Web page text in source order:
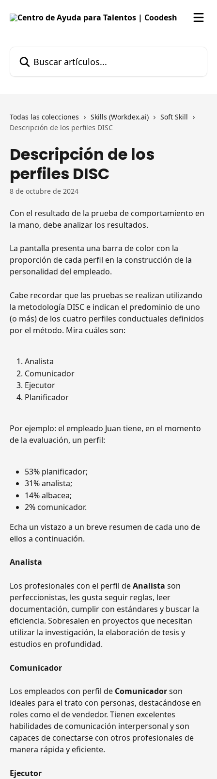
Todas las colecciones Skills (Workdex.ai)
Soft Skill
Descripción de los perfiles DISC
Descripción de los
perfiles DISC
8 de octubre de 2024
Con el resultado de la prueba de comportamiento en
la mano, debe analizar los resultados.
La pantalla presenta una barra de color con la
proporción de cada perfil en la construcción de la
personalidad del empleado.
Cabe recordar que las pruebas se realizan utilizando
la metodología DISC e indican el predominio de uno
(o más) de los cuatro perfiles conductuales definidos
por el método. Mira cuáles son:
Analista
Comunicador
Ejecutor
Planificador
Por ejemplo: el empleado Juan tiene, en el momento
de la evaluación, un perfil:
53% planificador;
31% analista;
14% albacea;
2% comunicador.
Echa un vistazo a un breve resumen de cada uno de
ellos a continuación.
Analista
Los profesionales con el perfil de Analista son
perfeccionistas, les gusta seguir reglas, leer
documentación, cumplir con estándares y buscar la
eficiencia. Sobresalen en proyectos que necesitan
utilizar la investigación, la elaboración de tesis y
estudios en profundidad.
Comunicador
Los empleados con perfil de Comunicador son
ideales para el trato con personas, destacándose en
roles como el de vendedor. Tienen excelentes
habilidades de comunicación interpersonal y son
capaces de conectarse con otros profesionales de
manera rápida y eficiente.
Ejecutor